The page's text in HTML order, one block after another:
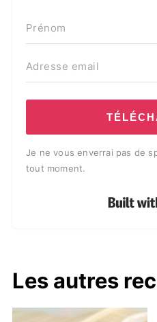
Je ne vous enverrai pas de
tout moment.
Les autres